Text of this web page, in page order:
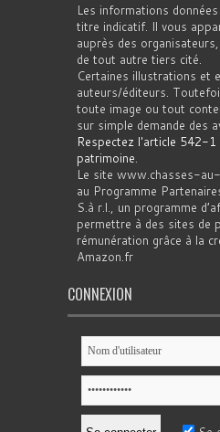
Les informations
titre indicatif. Il vous
auprès des
de tout autre tiers cité.
Certaines illustrations et
auteurs/éditeurs.
toute image ou tout
sur simple demande des
Respectez l'article 542-1
patrimoine.
Le site www.chasses-
au Programme
S.à r.l., un programme
permettre à des sites de
rémunération grâce à la
Amazon.fr
CONNEXION